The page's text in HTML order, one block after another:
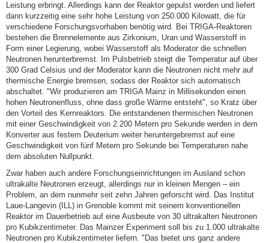
Leistung erbringt. Allerdings kann der Reaktor gepulst werden und liefert
dann kurzzeitig eine sehr hohe Leistung von 250.000 Kilowatt, die für
verschiedene Forschungsvorhaben benötig wird. Bei TRIGA-Reaktoren
bestehen die Brennelemente aus Zirkonium, Uran und Wasserstoff in
Form einer Legierung, wobei Wasserstoff als Moderator die schnellen
Neutronen herunterbremst. Im Pulsbetrieb steigt die Temperatur auf über
300 Grad Celsius und der Moderator kann die Neutronen nicht mehr auf
thermische Energie bremsen, sodass der Reaktor sich automatisch
abschaltet. "Wir produzieren am TRIGA Mainz in Millisekunden einen
hohen Neutronenfluss, ohne dass große Wärme entsteht", so Kratz über
den Vorteil des Kernreaktors. Die entstandenen thermischen Neutronen
mit einer Geschwindigkeit von 2.200 Metern pro Sekunde werden in dem
Konverter aus festem Deuterium weiter heruntergebremst auf eine
Geschwindigkeit von fünf Metern pro Sekunde bei Temperaturen nahe
dem absoluten Nullpunkt.
Zwar haben auch andere Forschungseinrichtungen im Ausland schon
ultrakalte Neutronen erzeugt, allerdings nur in kleinen Mengen – ein
Problem, an dem nunmehr seit zehn Jahren geforscht wird. Das Institut
Laue-Langevin (ILL) in Grenoble kommt mit seinem konventionellen
Reaktor im Dauerbetrieb auf eine Ausbeute von 30 ultrakalten Neutronen
pro Kubikzentimeter. Das Mainzer Experiment soll bis zu 1.000 ultrakalte
Neutronen pro Kubikzentimeter liefern. "Das bietet uns ganz andere